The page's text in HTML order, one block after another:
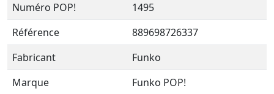
Numéro POP!
1495
Référence
889698726337
Fabricant
Funko
Marque
Funko POP!